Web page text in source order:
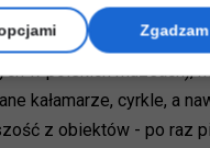
foremki do ciast, buty,
wawelskich fajek
w polskich muzeach),
kałamarze, cyrkle, a
z obiektów - po raz